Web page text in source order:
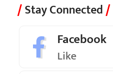
Stay Connected
Facebook
Like